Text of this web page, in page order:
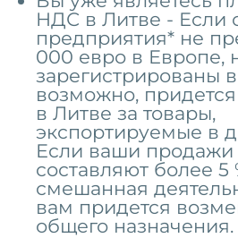
НДС в Литве - Если
предприятия* не
000 евро в Европе,
зарегистрированы
возможно,
в Литве за товары,
экспортируемые в
Если ваши продажи
составляют более 5
смешанная
вам придется
общего назначения.